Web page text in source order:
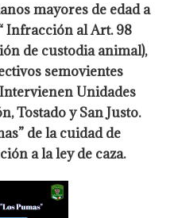
mayores de edad a
Infracción al Art. 98
de custodia animal),
semovientes
Unidades
Tostado y San Justo.
de la cuidad de
a la ley de caza.